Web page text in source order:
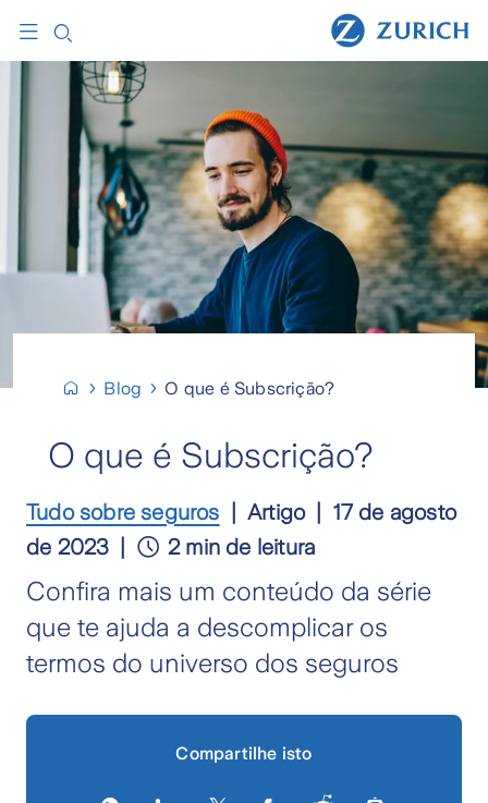
Blog O que é Subscrição?
O que é Subscrição?
Tudo sobre seguros Artigo
17 de agosto
de 2023
2 min de leitura
Confira mais um conteúdo da série
que te ajuda a descomplicar os
termos do universo dos seguros
Compartilhe isto